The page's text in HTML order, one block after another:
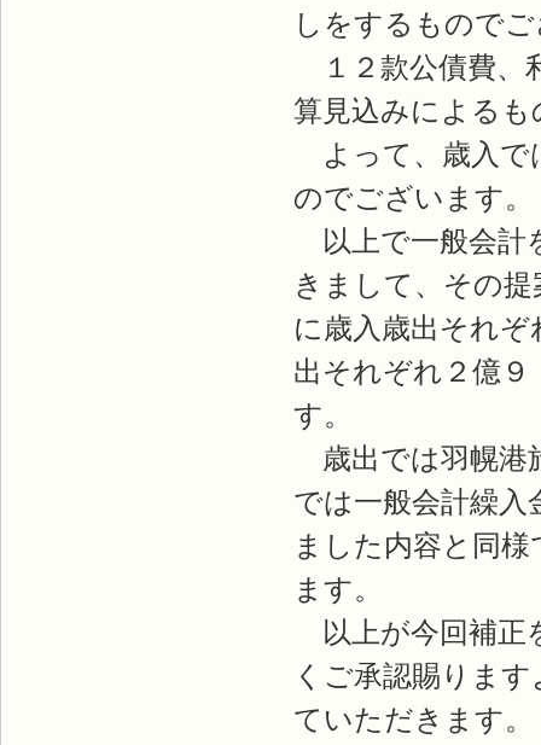
しをするもので
１２款公債費、
算見込みによる
よって、歳入で
のでございます。
以上で一般会計
きまして、その
に歳入歳出それ
出それぞれ２億
す。
歳出では羽幌港
では一般会計繰入
ました内容と同
ます。
以上が今回補正
くご承認賜りま
ていただきます。